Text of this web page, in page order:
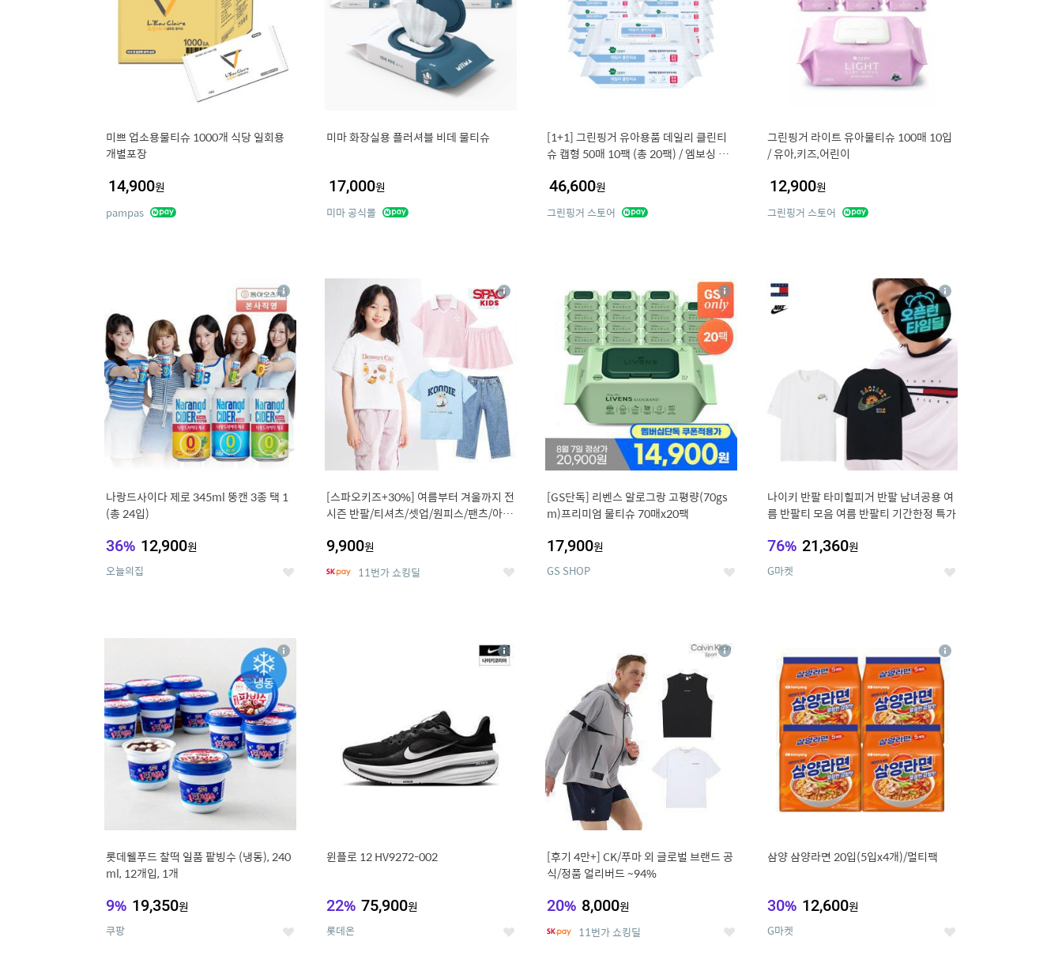
미쁘 업소용물티슈 1000개 식당 일회용
개별포장
14,900원
pampas
미마 화장실용 플러셔블 비데 물티슈
17,000원
미마 공식몰
[1+1] 그린핑거 유아용품 데일리 클린티
슈 캡형 50매 10팩 (총 20팩) / 엠보싱 소
46,600원
그린핑거 스토어
그린핑거 라이트 유아물티슈 100매 10입
/ 유아,키즈,어린이
12,900원
그린핑거 스토어
나랑드사이다 제로 345ml 뚱캔 3종 택 1
(총 24입)
36% 12,900원
오늘의집 좋
상
세
10
[스파오키즈+30%] 여름부터 겨울까지 전
시즌 반팔/티셔츠/셋업/원피스/팬츠/아우
9,900원
11번가 쇼킹딜 좋
상
[GS단독] 리벤스 알로그랑 고평량(70gs
m)프리미엄 물티슈 70매x20팩
17,900원
GS SHOP 좋
상
세
12
나이키 반팔 타미힐피거 반팔 남녀공용 여
름 반팔티 모음 여름 반팔티 기간한정 특가
76% 21,360원
G마켓 좋
상
세
롯데웰푸드 찰떡 일품 팥빙수 (냉동), 240
ml, 12개입, 1개
9% 19,350원
쿠팡 좋
상
세
윈플로 12 HV9272-002
22% 75,900원
롯데온 좋
상
세
[후기 4만+] CK/푸마 외 글로벌 브랜드 공
식/정품 얼리버드 ~94%
20% 8,000원
11번가 쇼킹딜 좋
상
삼양 삼양라면 20입(5입x4개)/멀티팩
30% 12,600원
G마켓 좋
상